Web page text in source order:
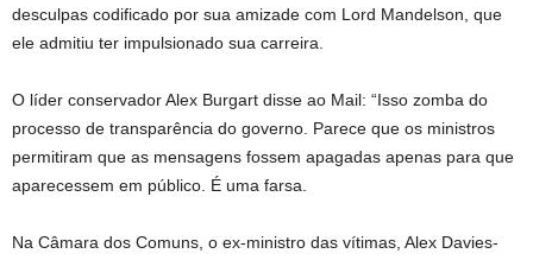
desculpas codificado por sua amizade com Lord Mandelson, que
ele admitiu ter impulsionado sua carreira.
O líder conservador Alex Burgart disse ao Mail: “Isso zomba do
processo de transparência do governo. Parece que os ministros
permitiram que as mensagens fossem apagadas apenas para que
aparecessem em público. É uma farsa.
Na Câmara dos Comuns, o ex-ministro das vítimas, Alex Davies-